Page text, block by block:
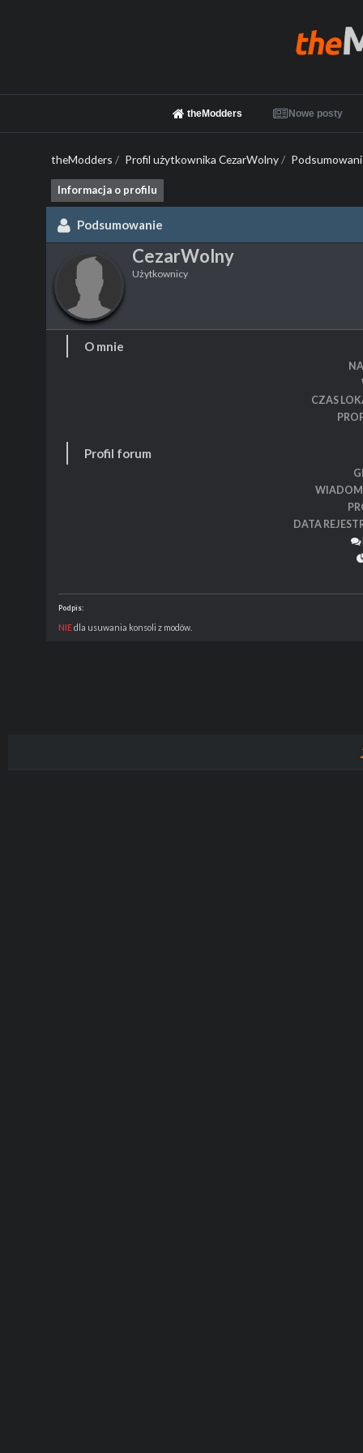
theModders Nowe posty
theModders / Profil użytkownika CezarWolny/
Informacja o profilu
Podsumowanie
CezarWolny
Użytkownicy
O mnie
CZAS
Profil forum
DATA
Podpis:
NIEdla usuwania konsoli z modów.